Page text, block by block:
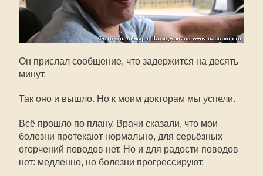
Он прислал сообщение, что задержится на десять
минут.
Так оно и вышло. Но к моим докторам мы успели.
Всё прошло по плану. Врачи сказали, что мои
болезни протекают нормально, для серьёзных
огорчений поводов нет. Но и для радости поводов
нет: медленно, но болезни прогрессируют.